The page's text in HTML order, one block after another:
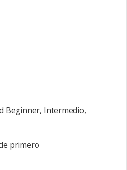
Beginner, Intermedio,
primero